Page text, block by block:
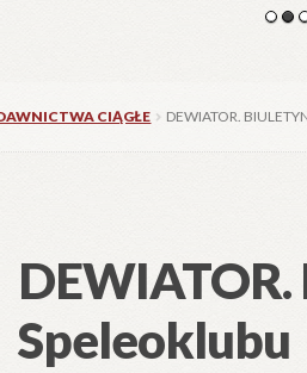
CIĄGŁE DEWIATOR.
Speleoklubu